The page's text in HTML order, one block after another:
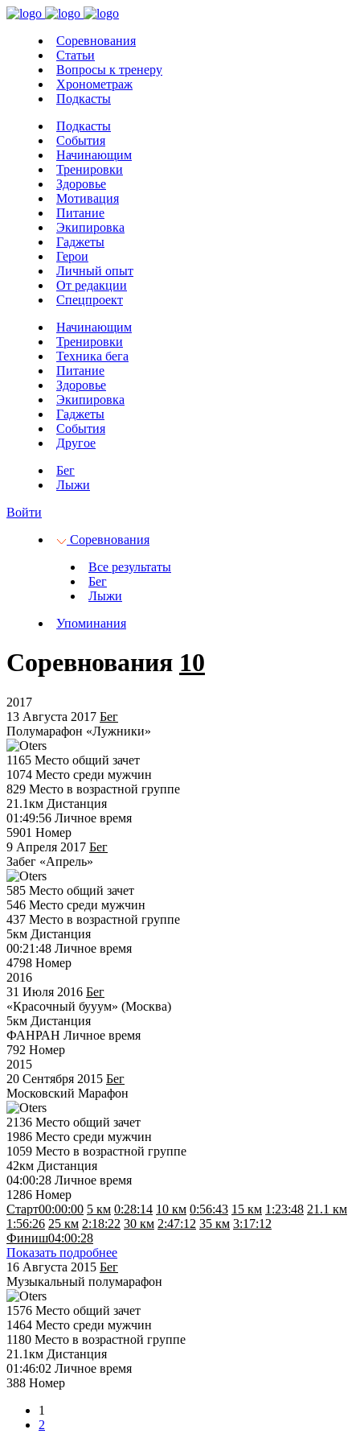
Соревнования
Статьи
Вопросы к тренеру
Хронометраж
Подкасты
Подкасты
События
Начинающим
Тренировки
Здоровье
Мотивация
Питание
Экипировка
Гаджеты
Герои
Личный опыт
От редакции
Спецпроект
Начинающим
Тренировки
Техника бега
Питание
Здоровье
Экипировка
Гаджеты
События
Другое
Бег
Лыжи
Войти
Соревнования
Все результаты
Бег
Лыжи
Упоминания
Соревнования 10
2017
13 Августа 2017 Бег
Полумарафон «Лужники»
1165 Место общий зачет
1074 Место среди мужчин
829 Место в возрастной группе
21.1км Дистанция
01:49:56 Личное время
5901 Номер
9 Апреля 2017 Бег
Забег «Апрель»
585 Место общий зачет
546 Место среди мужчин
437 Место в возрастной группе
5км Дистанция
00:21:48 Личное время
4798 Номер
2016
31 Июля 2016 Бег
«Красочный бууум» (Москва)
5км Дистанция
ФАНРАН Личное время
792 Номер
2015
20 Сентября 2015 Бег
Московский Марафон
2136 Место общий зачет
1986 Место среди мужчин
1059 Место в возрастной группе
42км Дистанция
04:00:28 Личное время
1286 Номер
Старт00:00:00 5 км 0:28:14 10 км 0:56:43 15 км 1:23:48 21.1 км
1:56:26 25 км 2:18:22 30 км 2:47:12 35 км 3:17:12
Финиш04:00:28
Показать подробнее
16 Августа 2015 Бег
Музыкальный полумарафон
1576 Место общий зачет
1464 Место среди мужчин
1180 Место в возрастной группе
21.1км Дистанция
01:46:02 Личное время
388 Номер
1
2